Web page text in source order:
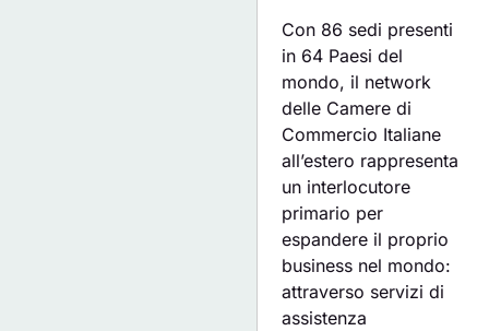
Con 86 sedi presenti
in 64 Paesi del
mondo, il network
delle Camere di
Commercio Italiane
all’estero rappresenta
un interlocutore
primario per
espandere il proprio
business nel mondo:
attraverso servizi di
assistenza